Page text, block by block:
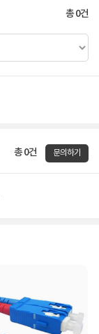
총0건
총 0건 문의하기